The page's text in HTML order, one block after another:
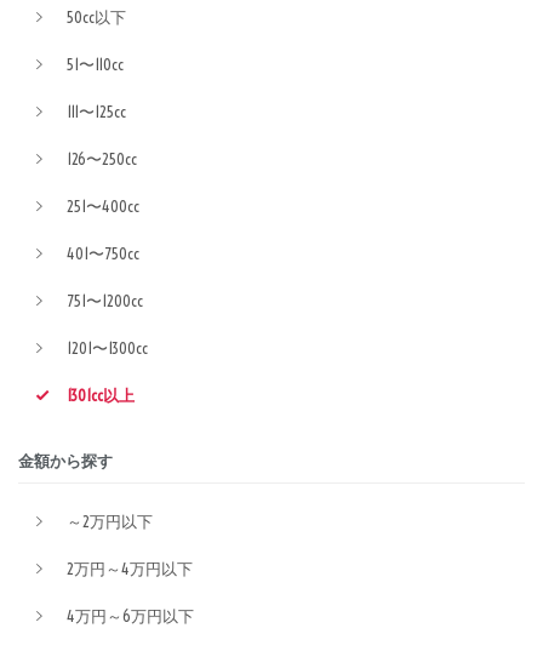
50cc以下
51〜110cc
111〜125cc
126〜250cc
251〜400cc
401〜750cc
751〜1200cc
1201〜1300cc
1301cc以上
金額から探す
～2万円以下
2万円～4万円以下
4万円～6万円以下